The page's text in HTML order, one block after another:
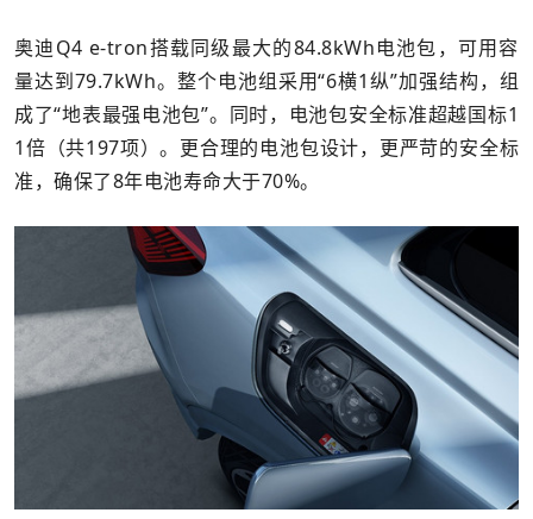
奥迪Q4 e-tron搭载同级最大的84.8kWh电池包，可用容
量达到79.7kWh。整个电池组采用“6横1纵”加强结构，组
成了“地表最强电池包”。同时，电池包安全标准超越国标1
1倍（共197项）。更合理的电池包设计，更严苛的安全标
准，确保了8年电池寿命大于70%。